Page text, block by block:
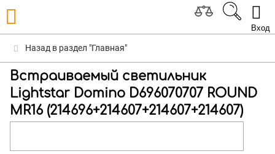
Вход
Назад в раздел "Главная"
Встраиваемый светильник
Lightstar Domino D696070707 ROUND
МR16 (214696+214607+214607+214607)